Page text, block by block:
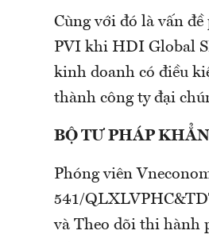
Cùng với đó là vấn
PVI khi HDI Global
kinh doanh có điều
thành công ty đại
BỘ TƯ PHÁP
Phóng viên
541/
và Theo dõi thi hành